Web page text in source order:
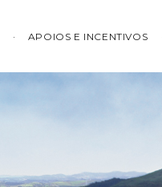
APOIOS E INCENTIVOS